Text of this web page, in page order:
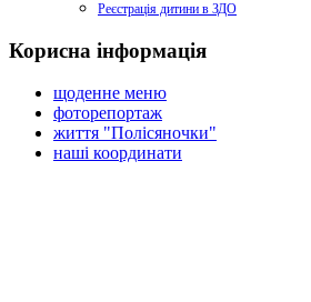
Реєстрація дитини в ЗДО
Корисна інформація
щоденне меню
фоторепортаж
життя "Полісяночки"
наші координати